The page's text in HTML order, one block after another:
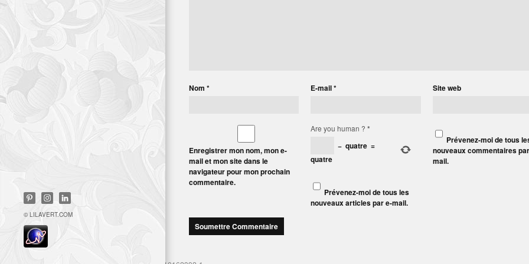
© LILAVERT.COM
Nom * E-mail* Site web
Enregistrer mon nom, mon e-
mail et mon site dans le
navigateur pour mon prochain
commentaire.
Are you human ? *
− quatre =
quatre
Prévenez-moi de tous
nouveaux commentaires
mail.
Prévenez-moi de tous les
nouveaux articles par e-mail.